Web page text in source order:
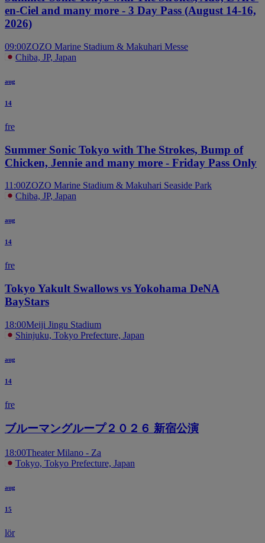
en-Ciel and many more - 3 Day Pass (August 14-16,
2026)
09:00ZOZO Marine Stadium & Makuhari Messe
Chiba, JP, Japan
aug
14
fre
Summer Sonic Tokyo with The Strokes, Bump of
Chicken, Jennie and many more - Friday Pass Only
11:00ZOZO Marine Stadium & Makuhari Seaside Park
Chiba, JP, Japan
aug
14
fre
Tokyo Yakult Swallows vs Yokohama DeNA
BayStars
18:00Meiji Jingu Stadium
Shinjuku, Tokyo Prefecture, Japan
aug
14
fre
ブルーマングループ２０２６ 新宿公演
18:00Theater Milano - Za
Tokyo, Tokyo Prefecture, Japan
aug
15
lör